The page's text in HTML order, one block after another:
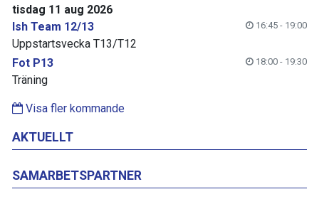
tisdag 11 aug 2026
Ish Team 12/13
16:45 - 19:00
Uppstartsvecka T13/T12
Fot P13
18:00 - 19:30
Träning
Visa fler kommande
AKTUELLT
SAMARBETSPARTNER